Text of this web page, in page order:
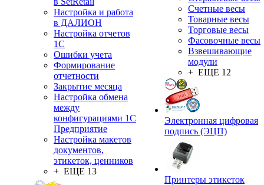
Настройка и работа
в ДАЛИОН
Настройка отчетов
1С
Ошибки учета
Формирование
отчетности
Закрытие месяца
Настройка обмена
между
конфигурациями 1С
Предприятие
Настройка макетов
документов,
этикеток, ценников
+ ЕЩЕ 13
Счетные весы
Товарные весы
Торговые весы
Фасовочные весы
Взвешивающие
модули
+ ЕЩЕ 12
Электронная цифровая
подпись (ЭЦП)
Принтеры этикеток